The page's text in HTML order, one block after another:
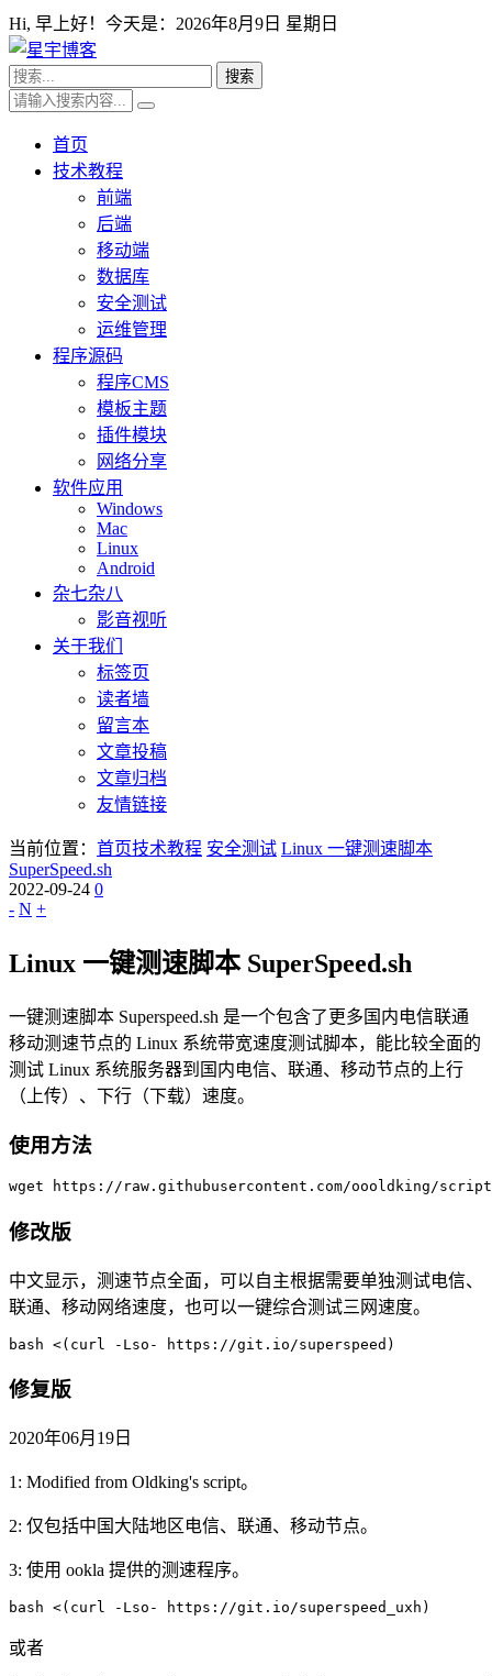
Hi, 早上好！今天是： 2026年8月9日 星期日
首页
技术教程
前端
后端
移动端
数据库
安全测试
运维管理
程序源码
程序CMS
模板主题
插件模块
网络分享
软件应用
Windows
Mac
Linux
Android
杂七杂八
影音视听
关于我们
标签页
读者墙
留言本
文章投稿
文章归档
友情链接
当前位置： 首页技术教程 安全测试 Linux 一键测速脚本
SuperSpeed.sh
2022-09-24 0
- N +
Linux 一键测速脚本 SuperSpeed.sh
一键测速脚本 Superspeed.sh 是一个包含了更多国内电信联通
移动测速节点的 Linux 系统带宽速度测试脚本，能比较全面的
测试 Linux 系统服务器到国内电信、联通、移动节点的上行
（上传）、下行（下载）速度。
使用方法
wget https://raw.githubusercontent.com/oooldking/script/
修改版
中文显示，测速节点全面，可以自主根据需要单独测试电信、
联通、移动网络速度，也可以一键综合测试三网速度。
bash <(curl -Lso- https://git.io/superspeed)
修复版
2020年06月19日
1: Modified from Oldking's script。
2: 仅包括中国大陆地区电信、联通、移动节点。
3: 使用 ookla 提供的测速程序。
bash <(curl -Lso- https://git.io/superspeed_uxh)
或者